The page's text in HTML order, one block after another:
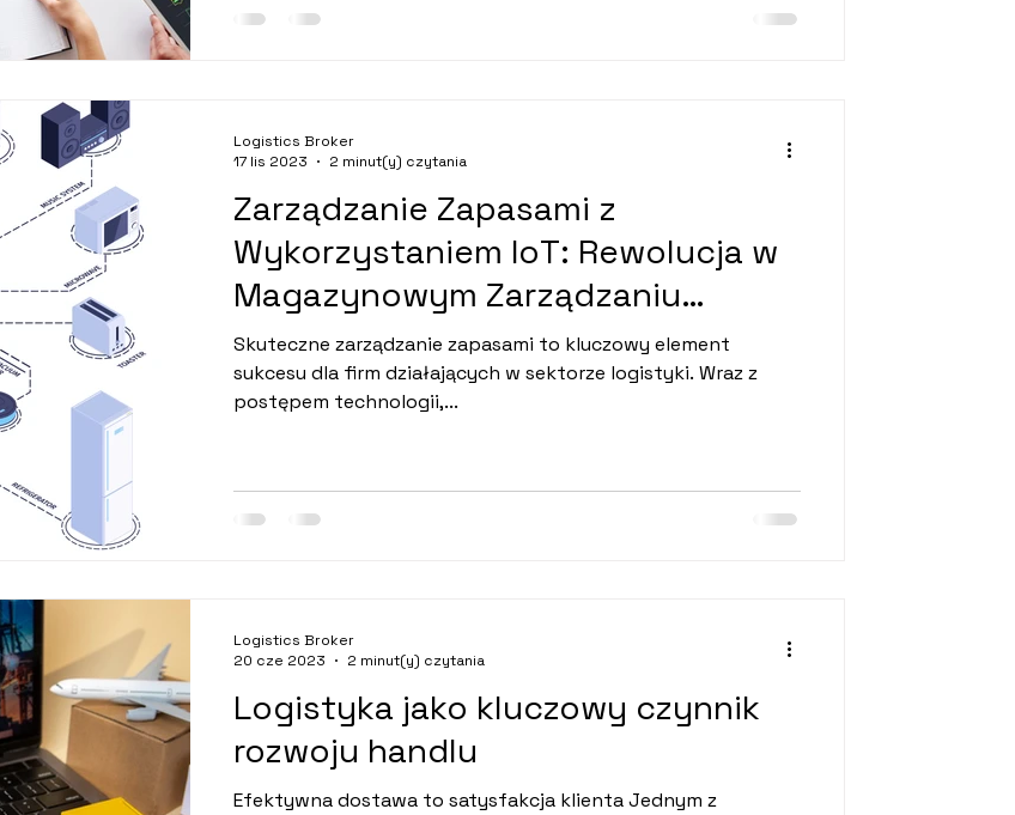
Zarządzanie Zapasami z
Wykorzystaniem IoT: Rewolucja w
Magazynowym Zarządzaniu
Logistycznym
Skuteczne zarządzanie zapasami to kluczowy element
sukcesu dla firm działających w sektorze logistyki. Wraz z
postępem technologii,...
Logistics Broker
17 lis 2023
2 minut(y) czytania
Logistyka jako kluczowy czynnik
rozwoju handlu
Efektywna dostawa to satysfakcja klienta Jednym z
Logistics Broker
20 cze 2023
2 minut(y) czytania